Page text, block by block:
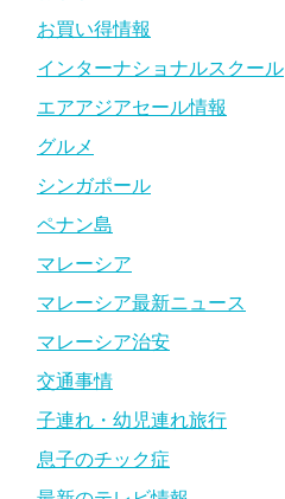
お買い得情報
インターナショナルスクール
エアアジアセール情報
グルメ
シンガポール
ペナン島
マレーシア
マレーシア最新ニュース
マレーシア治安
交通事情
子連れ・幼児連れ旅行
息子のチック症